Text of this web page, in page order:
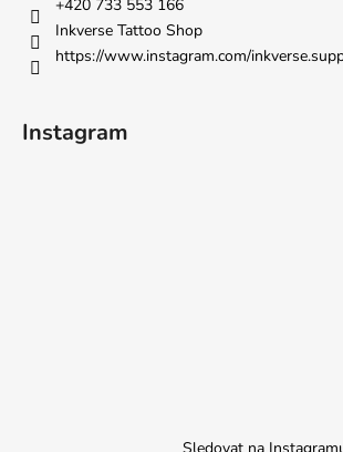
+420 733 553 166
Inkverse Tattoo Shop
https://www.instagram.com/
Instagram